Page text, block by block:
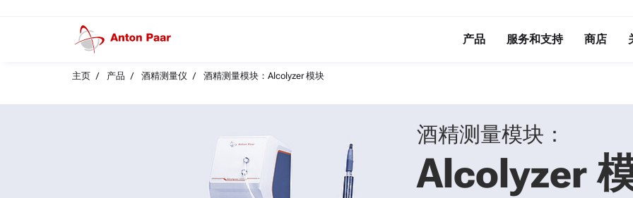
产品 服务和支持 商店
主页 产品 酒精测量仪 酒精测量模块：Alcolyzer 模块
酒精测量模块：
Alcolyzer